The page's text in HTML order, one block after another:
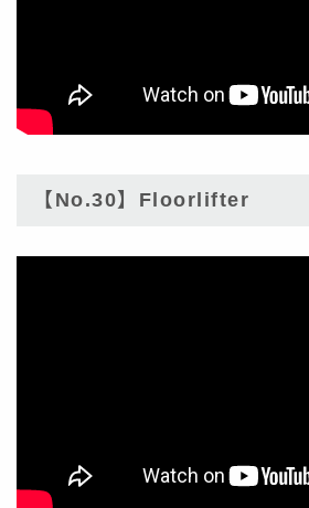
【No.30】Floorlifter